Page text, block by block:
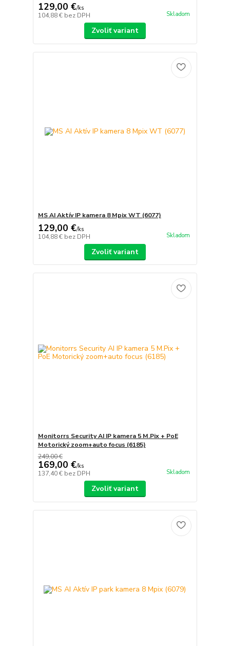
129,00 €/ks
104,88 € bez DPH Skladom
Zvoliť variant
MS AI Aktív IP kamera 8 Mpix WT (6077)
129,00 €/ks
104,88 € bez DPH Skladom
Zvoliť variant
Monitorrs Security AI IP kamera 5 M.Pix + PoE
Motorický zoom+auto focus (6185)
249,00 €
169,00 €/ks
137,40 € bez DPH Skladom
Zvoliť variant